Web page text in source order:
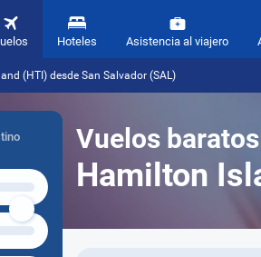
Hoteles Asistencia al viajero
(HTI) desde San Salvador (SAL)
Vuelos
Hamilton